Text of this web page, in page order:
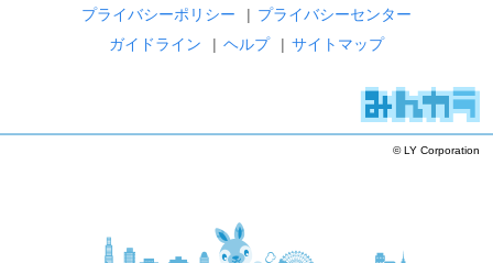
プライバシーポリシー
| プライバシーセンター
ガイドライン
| ヘルプ | サイトマップ
© LY Corporation